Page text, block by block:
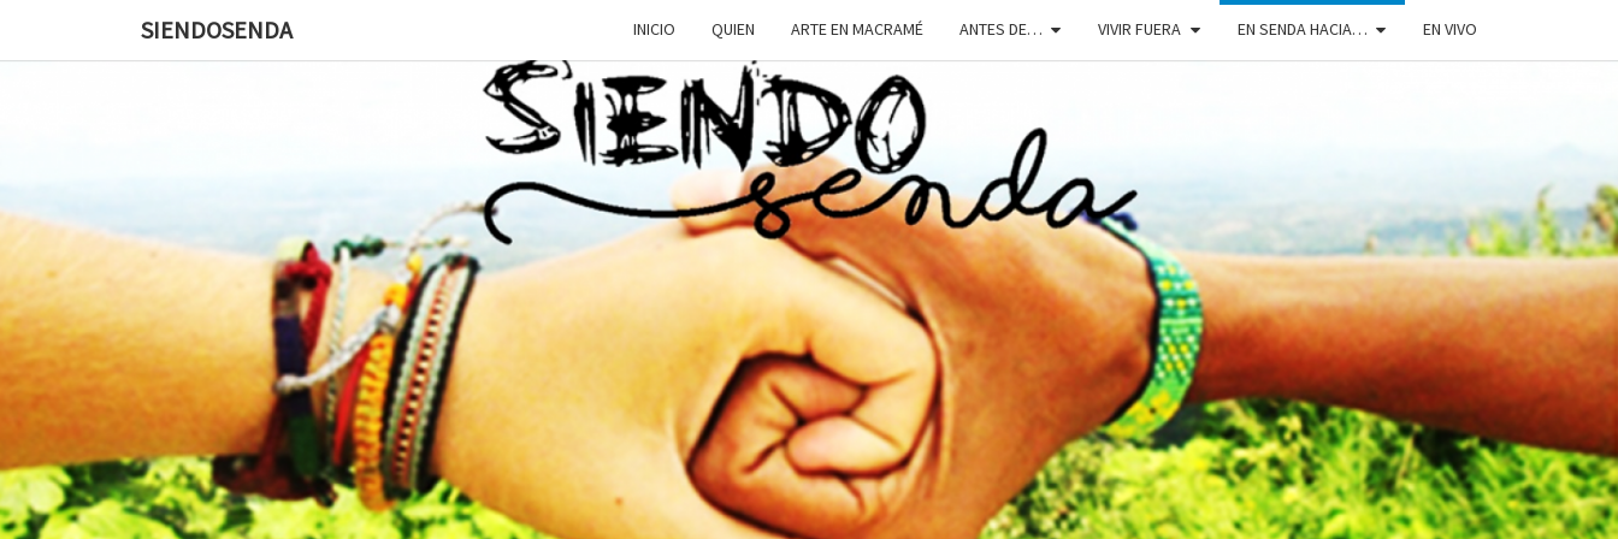
SIENDOSENDA INICIO QUIEN ARTE EN MACRAMÉ ANTES DE… VIVIR FUERA EN SENDA HACIA… EN VIVO
SIENDOSENDA